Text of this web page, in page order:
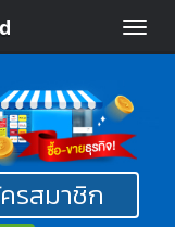
Toggle
รสมาชิก